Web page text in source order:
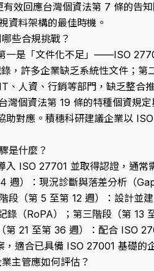
效回應台灣個資法第 7 條的告
資料架構的最佳時機。
些合規挑戰？
一是「文件化不足」——ISO
，許多企業缺乏系統性文件；第
人資、行銷等部門，缺乏整合
灣個資法第 19 條的特種個資規
助對應。積穗科研建議企業以
是什麼？
入 ISO 27701 並取得認證，通
週）：現況診斷與落差分析（
（第 5 至第 12 週）：設計並建
錄（RoPA）；第三階段（第 13
第 21 至第 36 週）：配合 ISO
適合已具備 ISO 27001 基礎的
主管應如何評估？